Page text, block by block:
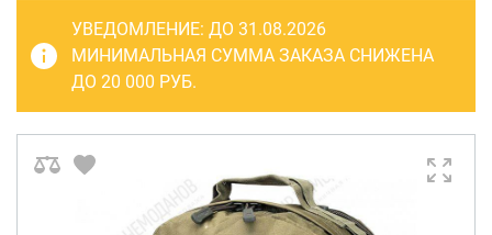
Бьюти-кейсы
САКВОЯЖИ
РАСПРОДАЖА
Сумки колесные
Сумки спортивные
УВЕДОМЛЕНИЕ: ДО 31.08.2026
МИНИМАЛЬНАЯ СУММА ЗАКАЗА СНИЖЕНА
ДО 20 000 РУБ.